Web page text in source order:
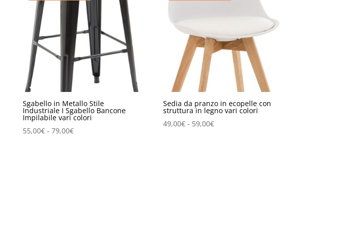
Sgabello in Metallo Stile
Industriale I Sgabello Bancone
Impilabile vari colori
55,00€ - 79,00€Fascia
Sedia da pranzo in ecopelle con
struttura in legno vari colori
49,00€ - 59,00€Fascia